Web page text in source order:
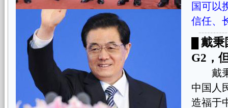
国可以
信任、
戴秉
G2，
戴秉
中国人
造福于